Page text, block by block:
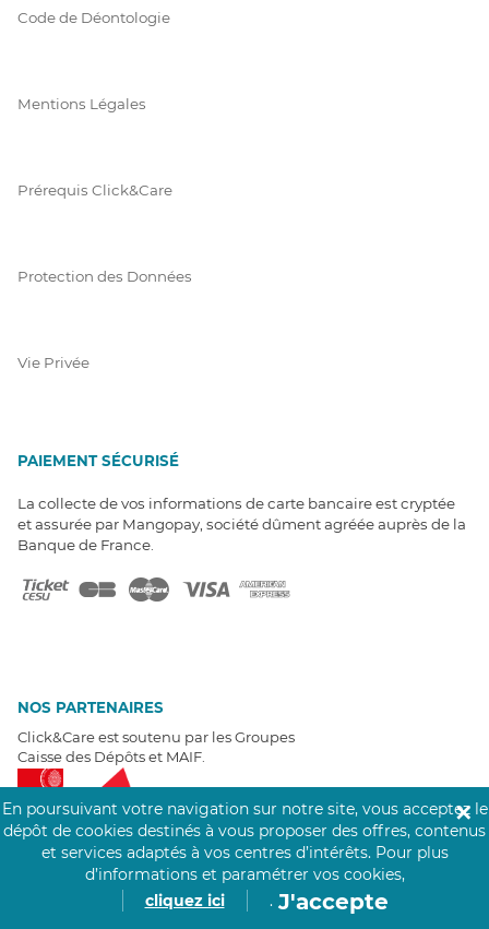
Code de Déontologie
Mentions Légales
Prérequis Click&Care
Protection des Données
Vie Privée
PAIEMENT SÉCURISÉ
La collecte de vos informations de carte bancaire est cryptée
et assurée par Mangopay, société dûment agréée auprès de la
Banque de France.
NOS PARTENAIRES
Click&Care est soutenu par les Groupes
Caisse des Dépôts et MAIF.
EXPERTS À VOTRE ÉCOUTE
Un besoin de recrutement ? Click&Care vous accompagne par
En poursuivant votre navigation sur notre site, vous acceptez le
dépôt de cookies destinés à vous proposer des offres, contenus
et services adaptés à vos centres d’intérêts. Pour plus
d’informations et paramétrer vos cookies,
cliquez ici
. J'accepte
✕